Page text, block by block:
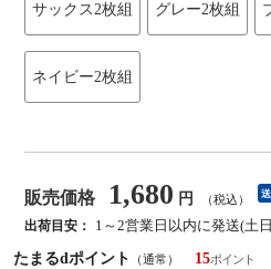
サックス2枚組 グレー2枚組
ネイビー2枚組
販売価格 1,680 円 （税込）
出荷目安：
1～2営業日以内に発送(土
たまるdポイント
（通常）
15